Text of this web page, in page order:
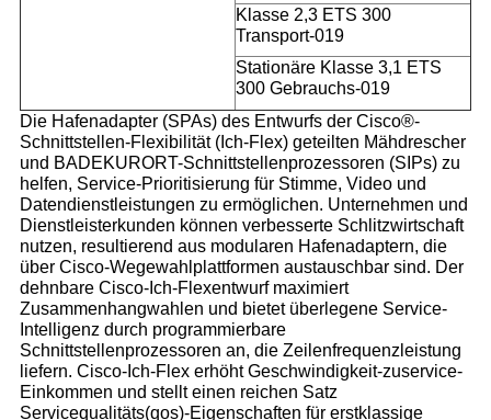
Klasse 2,3 ETS 300
Transport-019
Stationäre Klasse 3,1 ETS
300 Gebrauchs-019
Die Hafenadapter (SPAs) des Entwurfs der Cisco®-
Schnittstellen-Flexibilität (Ich-Flex) geteilten Mähdrescher
und BADEKURORT-Schnittstellenprozessoren (SIPs) zu
helfen, Service-Prioritisierung für Stimme, Video und
Datendienstleistungen zu ermöglichen. Unternehmen und
Dienstleisterkunden können verbesserte Schlitzwirtschaft
nutzen, resultierend aus modularen Hafenadaptern, die
über Cisco-Wegewahlplattformen austauschbar sind. Der
dehnbare Cisco-Ich-Flexentwurf maximiert
Zusammenhangwahlen und bietet überlegene Service-
Intelligenz durch programmierbare
Schnittstellenprozessoren an, die Zeilenfrequenzleistung
liefern. Cisco-Ich-Flex erhöht Geschwindigkeit-zuservice-
Einkommen und stellt einen reichen Satz
Servicequalitäts(qos)-Eigenschaften für erstklassige